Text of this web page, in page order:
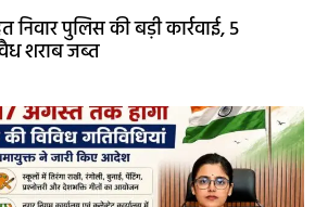
पुलिस की बड़ी कार्रवाई, 5
शराब जब्त